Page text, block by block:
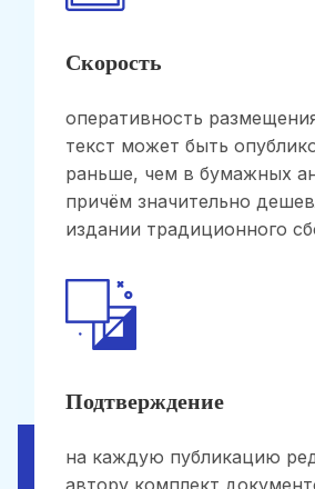
Скорость
оперативность
текст может быть
раньше, чем в бумажных
причём значительно
издании традиционного
Подтверждение
на каждую публикацию
автору комплект